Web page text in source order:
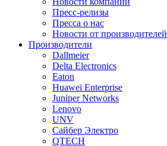
Пресс-релизы
Пресса о нас
Новости от производителей
Производители
Dallmeier
Delta Electronics
Eaton
Huawei Enterprise
Juniper Networks
Lenovo
UNV
Сайбер Электро
QTECH